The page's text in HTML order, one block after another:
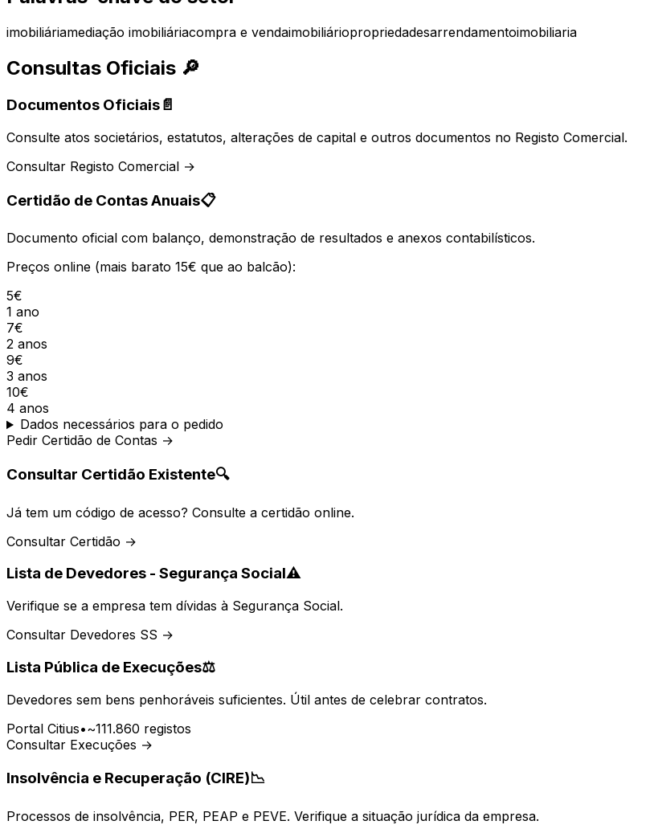
imobiliáriamediação imobiliáriacompra e vendaimobiliáriopropriedadesarrendamentoimobiliaria
Consultas Oficiais 🔎
Documentos Oficiais📄
Consulte atos societários, estatutos, alterações de capital e outros documentos no Registo Comercial.
Consultar Registo Comercial →
Certidão de Contas Anuais📋
Documento oficial com balanço, demonstração de resultados e anexos contabilísticos.
Preços online (mais barato 15€ que ao balcão):
5€
1 ano
7€
2 anos
9€
3 anos
10€
4 anos
Dados necessários para o pedido
Pedir Certidão de Contas →
Consultar Certidão Existente🔍
Já tem um código de acesso? Consulte a certidão online.
Consultar Certidão →
Lista de Devedores - Segurança Social⚠️
Verifique se a empresa tem dívidas à Segurança Social.
Consultar Devedores SS →
Lista Pública de Execuções⚖️
Devedores sem bens penhoráveis suficientes. Útil antes de celebrar contratos.
Portal Citius•~111.860 registos
Consultar Execuções →
Insolvência e Recuperação (CIRE)📉
Processos de insolvência, PER, PEAP e PEVE. Verifique a situação jurídica da empresa.